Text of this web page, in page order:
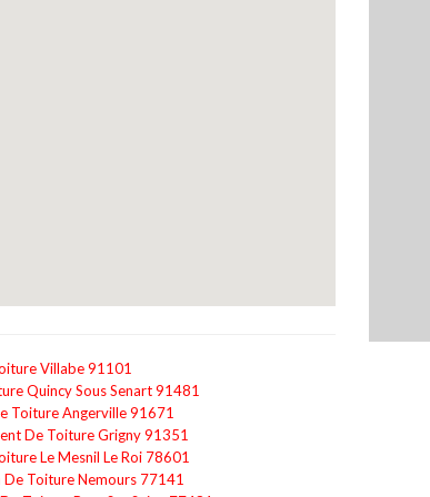
Villabe 91101
Quincy Sous Senart 91481
Toiture Angerville 91671
De Toiture Grigny 91351
Le Mesnil Le Roi 78601
Toiture Nemours 77141